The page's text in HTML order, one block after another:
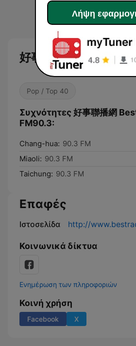
好事聯播網 Best
Pop / Top 40
Συχνότητες 好事聯播網
FM90.3:
Chang-hua: 90.3 FM
Miaoli: 90.3 FM
Taichung: 90.3 FM
Επαφές
Ιστοσελίδα http://
Κοινωνικά δίκτυα
Ενημέρωση των πληροφοριών
Κοινή χρήση
Facebook X
Λήψη